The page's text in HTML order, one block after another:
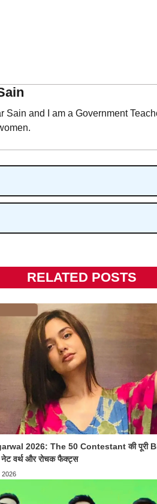
Sain and I am a Government
RELATED POSTS
2026: The 50 Contestant की पूरी
नेट वर्थ और रोचक फैक्ट्स
2026